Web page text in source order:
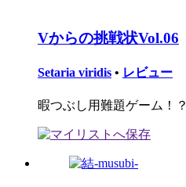
Vからの挑戦状Vol.06
Setaria viridis • レビュー
暇つぶし用難題ゲーム！？